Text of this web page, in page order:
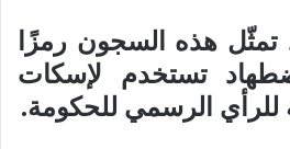
تمثّل هذه السجون رمزًا
تستخدم لإسكات
للرأي الرسمي للحكومة.